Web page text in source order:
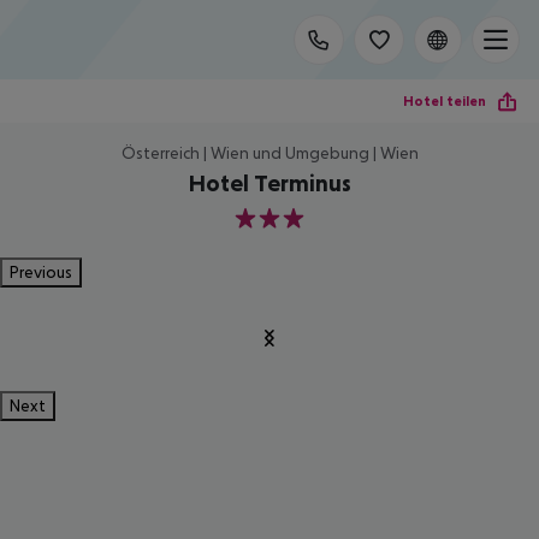
Hotel teilen
Österreich | Wien und Umgebung | Wien
Hotel Terminus
3
Previous
Next